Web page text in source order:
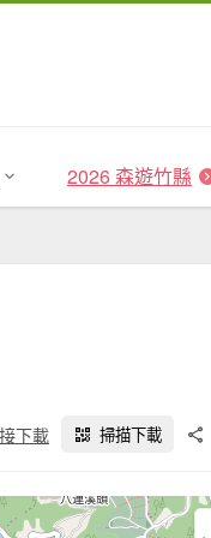
2026 森遊竹縣
下載 掃描下載